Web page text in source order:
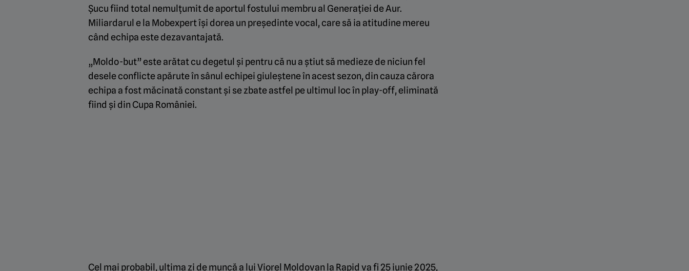
Șucu fiind total nemulțumit de aportul fostului membru al Generației de Aur.
Miliardarul e la Mobexpert își dorea un președinte vocal, care să ia atitudine mereu
când echipa este dezavantajată.
„Moldo-but” este arătat cu degetul și pentru că nu a știut să medieze de niciun fel
desele conflicte apărute în sânul echipei giuleștene în acest sezon, din cauza cărora
echipa a fost măcinată constant și se zbate astfel pe ultimul loc în play-off, eliminată
fiind și din Cupa României.
Cel mai probabil, ultima zi de muncă a lui Viorel Moldovan la Rapid va fi 25 iunie 2025,